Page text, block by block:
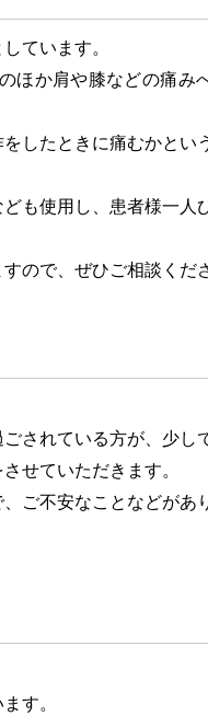
ています。
ほか肩や膝などの痛み
したときに痛むかとい
も使用し、患者様一人
ので、ぜひご相談くだ
されている方が、少し
せていただきます。
ご不安なことなどがあ
す。